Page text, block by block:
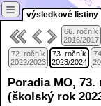
výsledkové listiny
≡
66. ročník
2016/2017
72. ročník
2022/2023
73. ročník
2023/2024
Poradia MO, 73.
(školský rok